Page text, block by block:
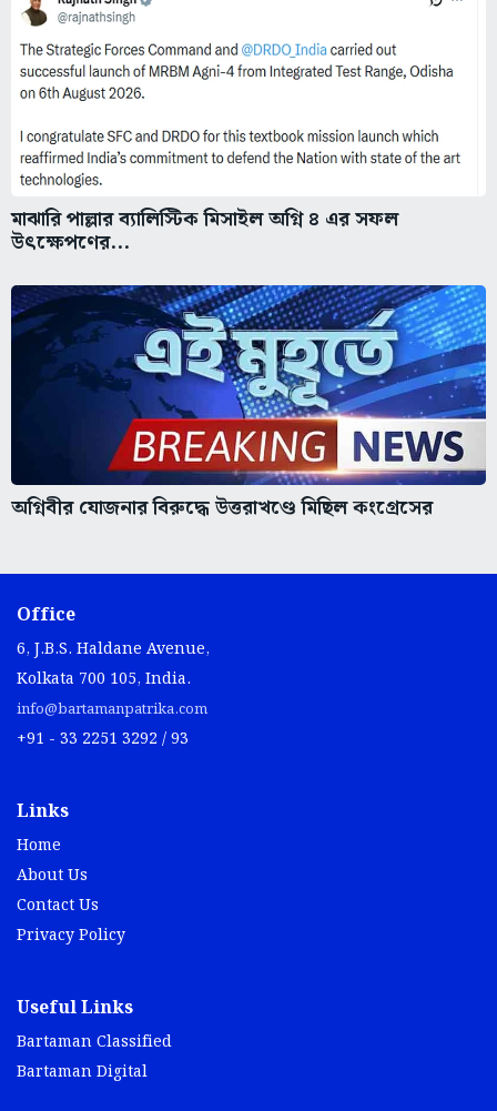
মাঝারি পাল্লার ব্যালিস্টিক মিসাইল অগ্নি ৪ এর সফল
উৎক্ষেপণের...
অগ্নিবীর যোজনার বিরুদ্ধে উত্তরাখণ্ডে মিছিল কংগ্রেসের
Office
6, J.B.S. Haldane Avenue,
Kolkata 700 105, India.
info@bartamanpatrika.com
+91 - 33 2251 3292 / 93
Links
Home
About Us
Contact Us
Privacy Policy
Useful Links
Bartaman Classified
Bartaman Digital